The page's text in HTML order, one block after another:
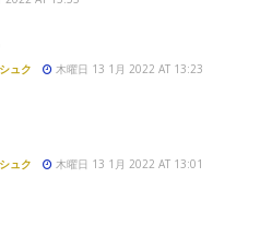
ュク 木曜日 13 1月 2022 AT 13:23
ュク 木曜日 13 1月 2022 AT 13:01